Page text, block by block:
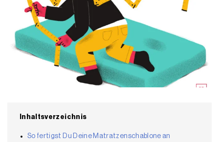
Inhaltsverzeichnis
So fertigst Du Deine Matratzenschablone an